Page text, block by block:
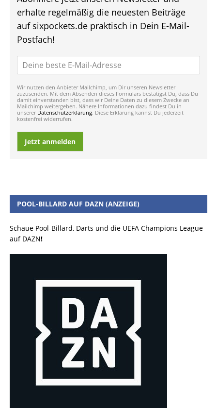
erhalte regelmäßig die neuesten Beiträge
auf sixpockets.de praktisch in Dein E-Mail-
Postfach!
Wir nutzen den Anbieter Mailchimp, um Dir unseren Newsletter
zuzusenden. Mit dem Absenden dieses Formulars bestätigst Du, dass Du
damit einverstanden bist, dass wir Deine Daten zu diesem Zwecke an
Mailchimp weitergeben. Nähere Informationen dazu findest Du in
unserer Datenschutzerklärung. Diese Erklärung kannst Du jederzeit
kostenfrei widerrufen.
Jetzt anmelden
POOL-BILLARD AUF DAZN (ANZEIGE)
Schaue Pool-Billard, Darts und die UEFA Champions League
auf DAZN!